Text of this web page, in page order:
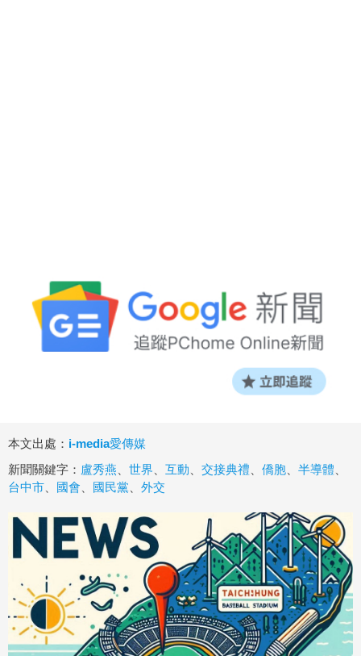
本文出處： i-media愛傳媒
新聞關鍵字： 盧秀燕、 世界、 互動、 交接典禮、 僑胞、 半導體、
台中市、 國會、 國民黨、 外交